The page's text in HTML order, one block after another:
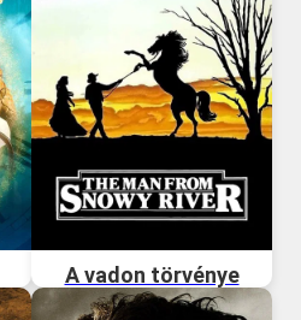
A vadon törvénye